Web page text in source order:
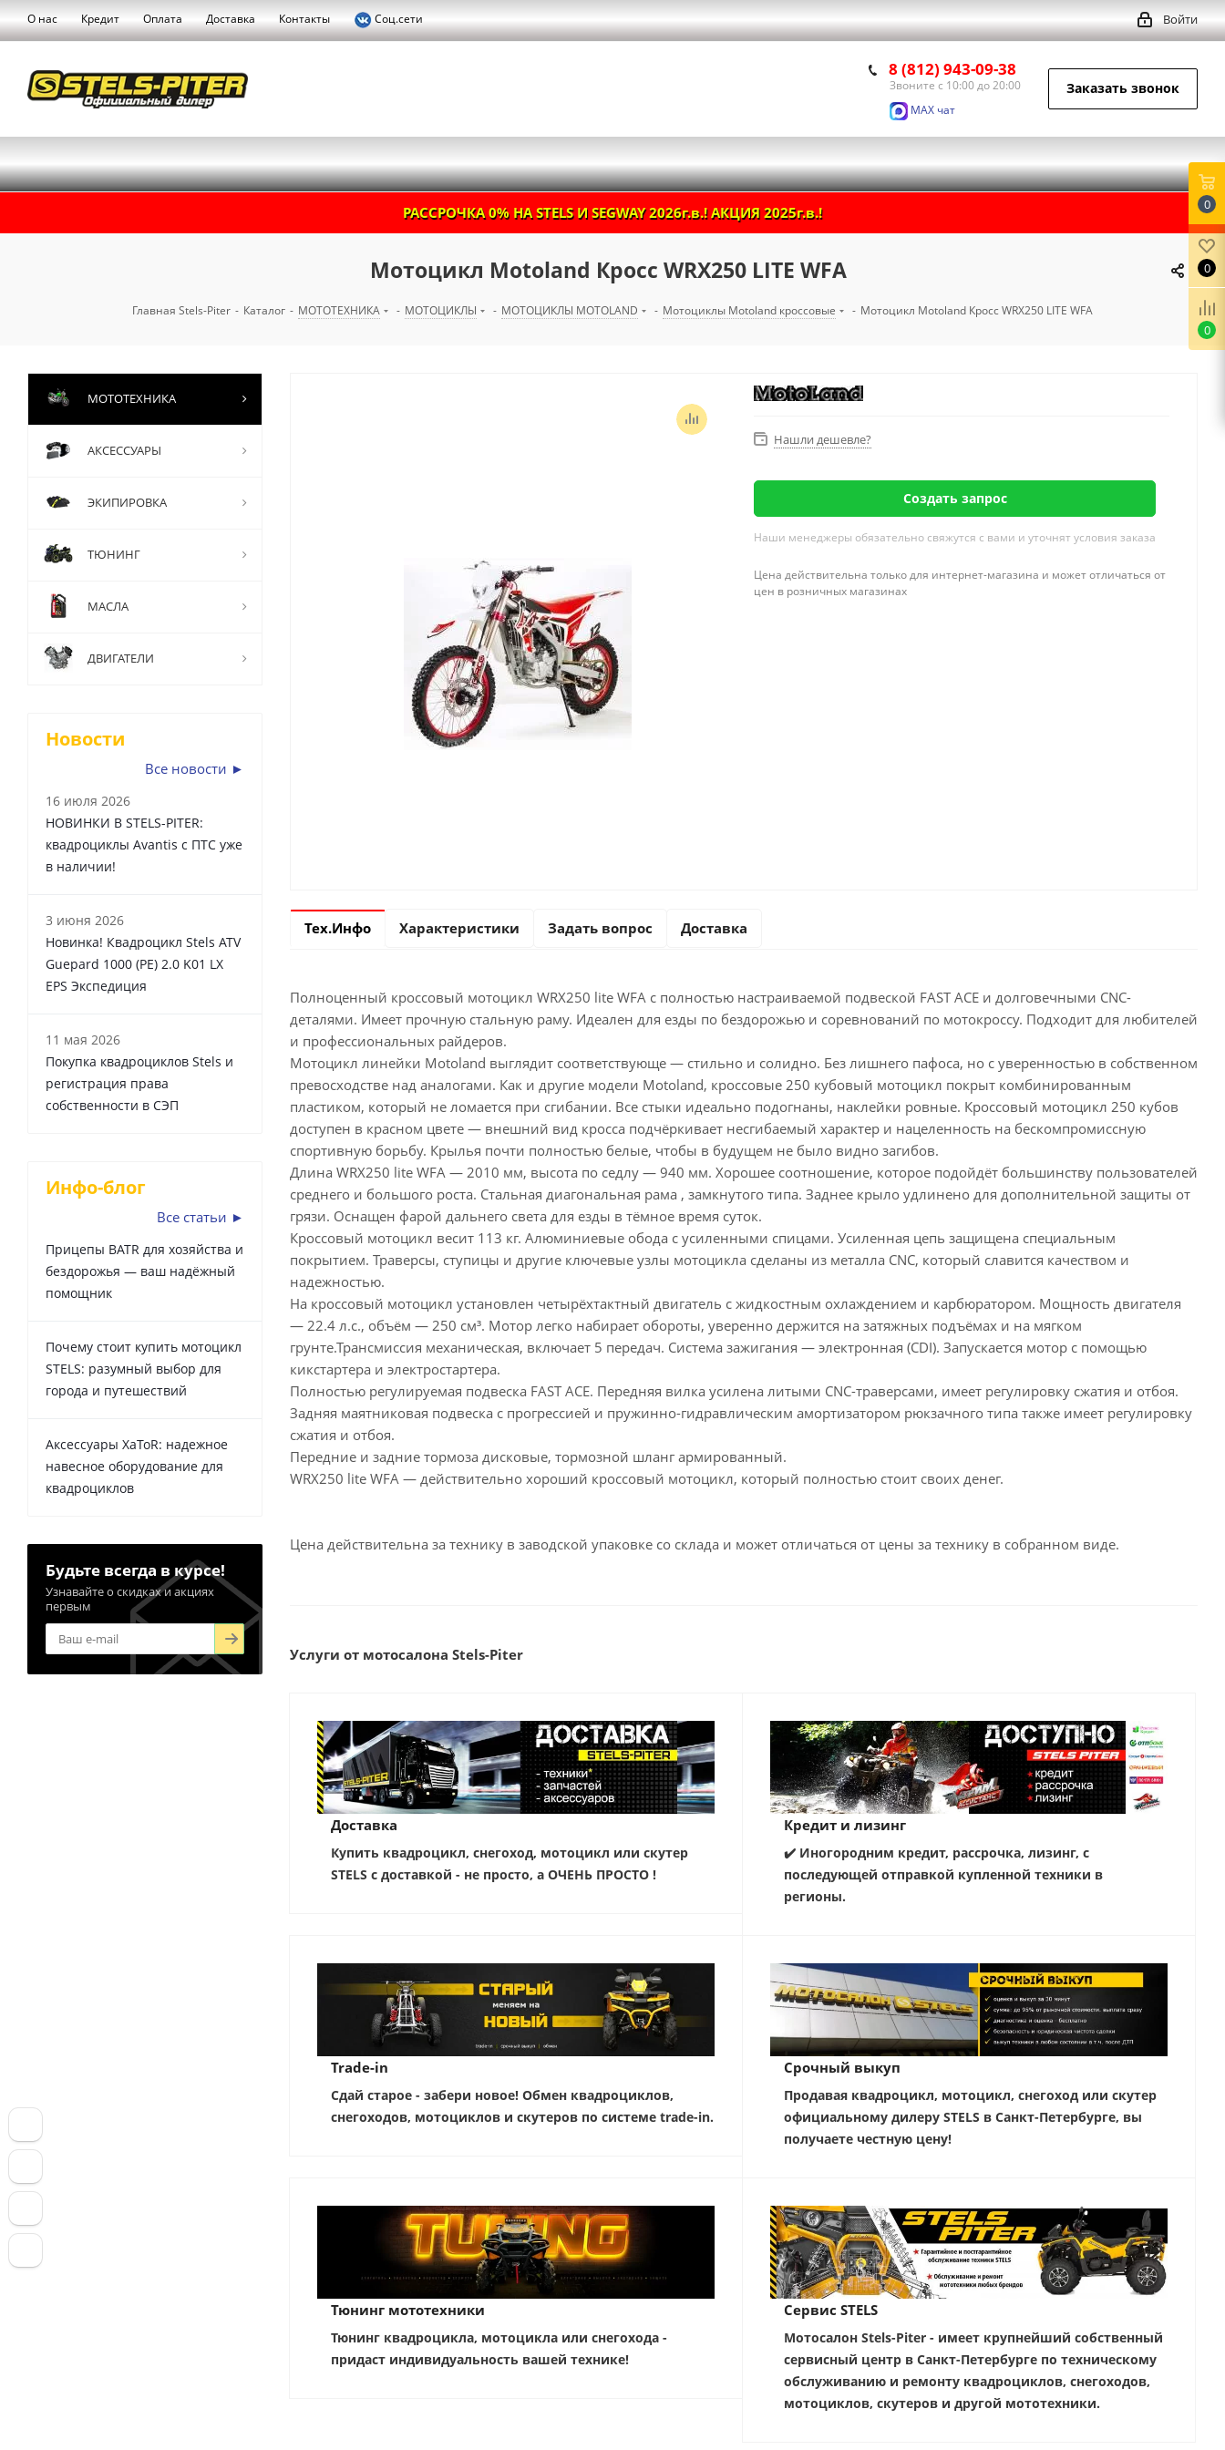
О нас Кредит Оплата Доставка Контакты Соц.сети Войти
8 (812) 943-09-38
Звоните с 10:00 до 20:00
MAX чат
Заказать звонок
РАССРОЧКА 0% НА STELS И SEGWAY 2026г.в.! АКЦИЯ 2025г.в.!
Мотоцикл Motoland Кросс WRX250 LITE WFA
Главная Stels-Piter - Каталог - МОТОТЕХНИКА - МОТОЦИКЛЫ - МОТОЦИКЛЫ MOTOLAND - Мотоциклы Motoland кроссовые - Мотоцикл Motoland Кросс WRX250 LITE WFA
Нашли дешевле?
Создать запрос
Наши менеджеры обязательно свяжутся с вами и уточнят условия заказа
Цена действительна только для интернет-магазина и может отличаться от
цен в розничных магазинах
Тех.Инфо Характеристики Задать вопрос Доставка
Полноценный кроссовый мотоцикл WRX250 lite WFA с полностью настраиваемой подвеской FAST ACE и долговечными CNC-
деталями. Имеет прочную стальную раму. Идеален для езды по бездорожью и соревнований по мотокроссу. Подходит для любителей
и профессиональных райдеров.
Мотоцикл линейки Motoland выглядит соответствующе — стильно и солидно. Без лишнего пафоса, но с уверенностью в собственном
превосходстве над аналогами. Как и другие модели Motoland, кроссовые 250 кубовый мотоцикл покрыт комбинированным
пластиком, который не ломается при сгибании. Все стыки идеально подогнаны, наклейки ровные. Кроссовый мотоцикл 250 кубов
доступен в красном цвете — внешний вид кросса подчёркивает несгибаемый характер и нацеленность на бескомпромиссную
спортивную борьбу. Крылья почти полностью белые, чтобы в будущем не было видно загибов.
Длина WRX250 lite WFA — 2010 мм, высота по седлу — 940 мм. Хорошее соотношение, которое подойдёт большинству пользователей
среднего и большого роста. Стальная диагональная рама , замкнутого типа. Заднее крыло удлинено для дополнительной защиты от
грязи. Оснащен фарой дальнего света для езды в тёмное время суток.
Кроссовый мотоцикл весит 113 кг. Алюминиевые обода с усиленными спицами. Усиленная цепь защищена специальным
покрытием. Траверсы, ступицы и другие ключевые узлы мотоцикла сделаны из металла CNC, который славится качеством и
надежностью.
На кроссовый мотоцикл установлен четырёхтактный двигатель с жидкостным охлаждением и карбюратором. Мощность двигателя
— 22.4 л.с., объём — 250 см³. Мотор легко набирает обороты, уверенно держится на затяжных подъёмах и на мягком
грунте.Трансмиссия механическая, включает 5 передач. Система зажигания — электронная (CDI). Запускается мотор с помощью
кикстартера и электростартера.
Полностью регулируемая подвеска FAST ACE. Передняя вилка усилена литыми CNC-траверсами, имеет регулировку сжатия и отбоя.
Задняя маятниковая подвеска с прогрессией и пружинно-гидравлическим амортизатором рюкзачного типа также имеет регулировку
сжатия и отбоя.
Передние и задние тормоза дисковые, тормозной шланг армированный.
WRX250 lite WFA — действительно хороший кроссовый мотоцикл, который полностью стоит своих денег.
Цена действительна за технику в заводской упаковке со склада и может отличаться от цены за технику в собранном виде.
Услуги от мотосалона Stels-Piter
Доставка
Купить квадроцикл, снегоход, мотоцикл или скутер
STELS с доставкой - не просто, а ОЧЕНЬ ПРОСТО !
Кредит и лизинг
✔️ Иногородним кредит, рассрочка, лизинг, с
последующей отправкой купленной техники в
регионы.
Trade-in
Сдай старое - забери новое! Обмен квадроциклов,
снегоходов, мотоциклов и скутеров по системе trade-in.
Срочный выкуп
Продавая квадроцикл, мотоцикл, снегоход или скутер
официальному дилеру STELS в Санкт-Петербурге, вы
получаете честную цену!
Тюнинг мототехники
Тюнинг квадроцикла, мотоцикла или снегохода -
придаст индивидуальность вашей технике!
Сервис STELS
Мотосалон Stels-Piter - имеет крупнейший собственный
сервисный центр в Санкт-Петербурге по техническому
обслуживанию и ремонту квадроциклов, снегоходов,
мотоциклов, скутеров и другой мототехники.
МОТОТЕХНИКА
АКСЕССУАРЫ
ЭКИПИРОВКА
ТЮНИНГ
МАСЛА
ДВИГАТЕЛИ
Новости
Все новости ►
16 июля 2026
НОВИНКИ В STELS-PITER:
квадроциклы Avantis с ПТС уже
в наличии!
3 июня 2026
Новинка! Квадроцикл Stels ATV
Guepard 1000 (PE) 2.0 K01 LX
EPS Экспедиция
11 мая 2026
Покупка квадроциклов Stels и
регистрация права
собственности в СЭП
Инфо-блог
Все статьи ►
Прицепы BATR для хозяйства и
бездорожья — ваш надёжный
помощник
Почему стоит купить мотоцикл
STELS: разумный выбор для
города и путешествий
Аксессуары XaToR: надежное
навесное оборудование для
квадроциклов
Будьте всегда в курсе!
Узнавайте о скидках и акциях
первым
0
0
0